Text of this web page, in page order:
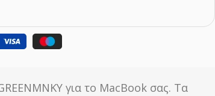
για το MacBook σας. Τα